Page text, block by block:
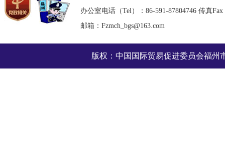
办公室电话（Tel）：86-591-87804746 传真Fax
邮箱：Fzmch_bgs@163.com
版权：中国国际贸易促进委员会福